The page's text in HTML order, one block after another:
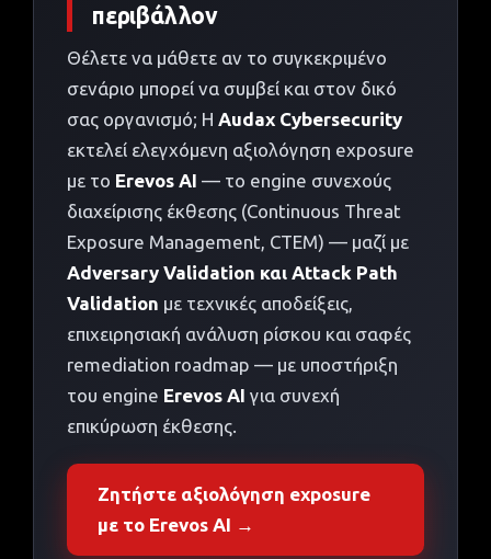
περιβάλλον
Θέλετε να μάθετε αν το συγκεκριμένο
σενάριο μπορεί να συμβεί και στον δικό
σας οργανισμό; Η Audax Cybersecurity
εκτελεί ελεγχόμενη αξιολόγηση exposure
με το Erevos AI — το engine συνεχούς
διαχείρισης έκθεσης (Continuous Threat
Exposure Management, CTEM) — μαζί με
Adversary Validation και Attack Path
Validation με τεχνικές αποδείξεις,
επιχειρησιακή ανάλυση ρίσκου και σαφές
remediation roadmap — με υποστήριξη
του engine Erevos AI για συνεχή
επικύρωση έκθεσης.
Ζητήστε αξιολόγηση exposure
με το Erevos AI →